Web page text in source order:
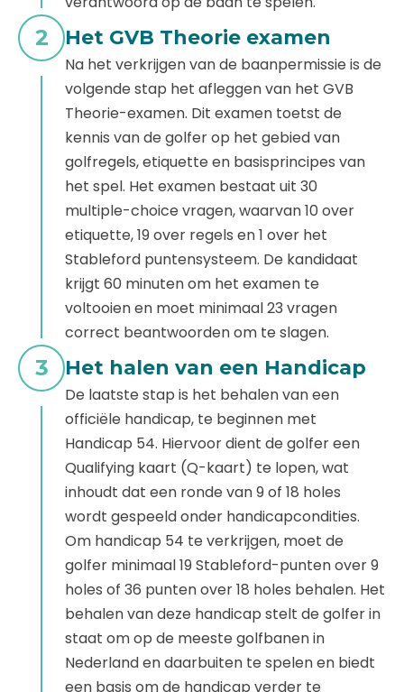
2 Het GVB Theorie examen
Na het verkrijgen van de baanpermissie is de
volgende stap het afleggen van het GVB
Theorie-examen. Dit examen toetst de
kennis van de golfer op het gebied van
golfregels, etiquette en basisprincipes van
het spel. Het examen bestaat uit 30
multiple-choice vragen, waarvan 10 over
etiquette, 19 over regels en 1 over het
Stableford puntensysteem. De kandidaat
krijgt 60 minuten om het examen te
voltooien en moet minimaal 23 vragen
correct beantwoorden om te slagen.
3 Het halen van een Handicap
De laatste stap is het behalen van een
officiële handicap, te beginnen met
Handicap 54. Hiervoor dient de golfer een
Qualifying kaart (Q-kaart) te lopen, wat
inhoudt dat een ronde van 9 of 18 holes
wordt gespeeld onder handicapcondities.
Om handicap 54 te verkrijgen, moet de
golfer minimaal 19 Stableford-punten over 9
holes of 36 punten over 18 holes behalen. Het
behalen van deze handicap stelt de golfer in
staat om op de meeste golfbanen in
Nederland en daarbuiten te spelen en biedt
een basis om de handicap verder te